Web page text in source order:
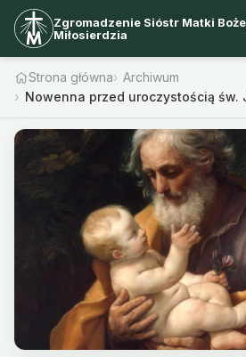
Zgromadzenie Sióstr Matki
Miłosierdzia
Strona główna
Archiwum
Nowenna przed uroczystością św.